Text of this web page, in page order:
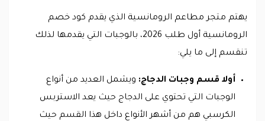
يهتم متجر مطاعم الرومانسية الذي يقدم كود خصم
الرومانسية أول طلب 2026، بالوجبات التي يقدمها لذلك
تنقسم إلى ما يلي:
أولا قسم وجبات الدجاج: ويشمل العديد من أنواع
الوجبات التي تحتوي على الدجاج حيث يعد الاستربس
الكرسبي هم من أشهر الأنواع داخل هذا القسم حيث